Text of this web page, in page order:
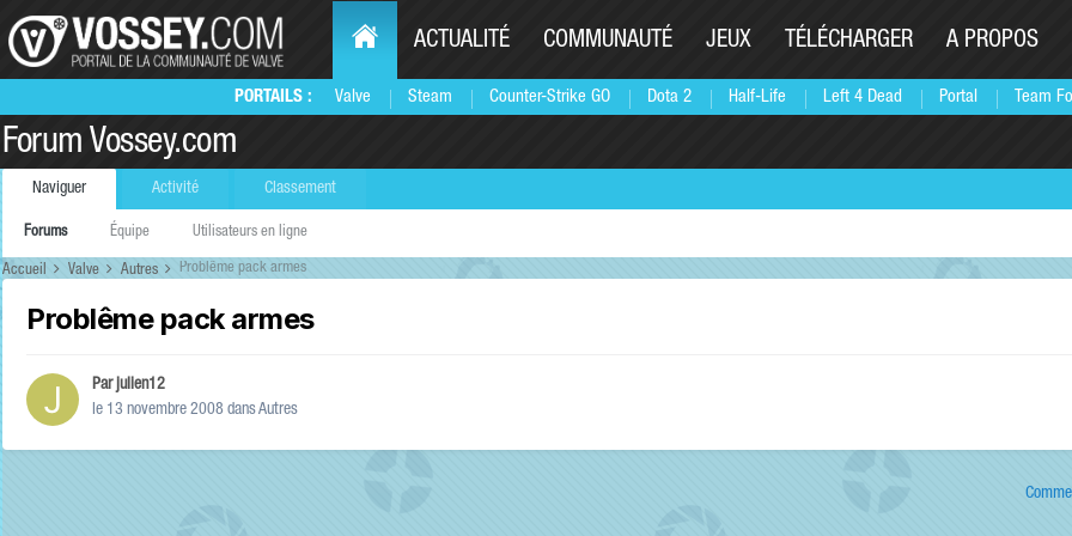
PORTAILS : Valve Steam Counter-Strike GO Dota 2 Half-Life Left 4 Dead Portal Team
ACTUALITÉ COMMUNAUTÉ JEUX TÉLÉCHARGER A PROPOS
Forum Vossey.com
Naviguer
Forums Équipe Utilisateurs en ligne
Activité Classement
Accueil Valve Autres Problême pack armes
Problême pack armes
Par julien12
le 13 novembre 2008 dansAutres